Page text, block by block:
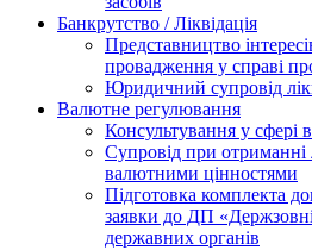
Банкрутство / Ліквідація
Представництво
провадження у справі
Юридичний супровід
Валютне регулювання
Консультування у сфері
Супровід при отриманні
валютними цінностями
Підготовка комплекта
заявки до ДП
державних органів